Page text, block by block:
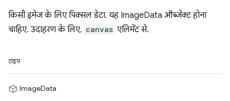
किसी इमेज के लिए पिक्सल डेटा. यह ImageData ऑब्जेक्ट होना
चाहिए. उदाहरण के लिए, canvas एलिमेंट से.
टाइप
ImageData